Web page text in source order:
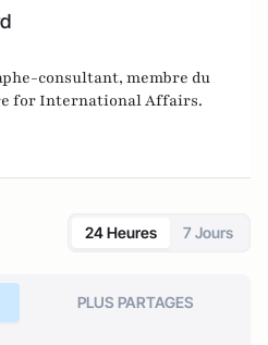
consultant, membre du
for International Affairs.
24 Heures 7 Jours
PLUS PARTAGES